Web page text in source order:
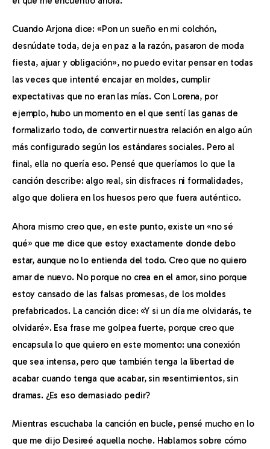
Cuando Arjona dice: «Pon un sueño en mi colchón,
desnúdate toda, deja en paz a la razón, pasaron de moda
fiesta, ajuar y obligación», no puedo evitar pensar en todas
las veces que intenté encajar en moldes, cumplir
expectativas que no eran las mías. Con Lorena, por
ejemplo, hubo un momento en el que sentí las ganas de
formalizarlo todo, de convertir nuestra relación en algo aún
más configurado según los estándares sociales. Pero al
final, ella no quería eso. Pensé que queríamos lo que la
canción describe: algo real, sin disfraces ni formalidades,
algo que doliera en los huesos pero que fuera auténtico.
Ahora mismo creo que, en este punto, existe un «no sé
qué» que me dice que estoy exactamente donde debo
estar, aunque no lo entienda del todo. Creo que no quiero
amar de nuevo. No porque no crea en el amor, sino porque
estoy cansado de las falsas promesas, de los moldes
prefabricados. La canción dice: «Y si un día me olvidarás, te
olvidaré». Esa frase me golpea fuerte, porque creo que
encapsula lo que quiero en este momento: una conexión
que sea intensa, pero que también tenga la libertad de
acabar cuando tenga que acabar, sin resentimientos, sin
dramas. ¿Es eso demasiado pedir?
Mientras escuchaba la canción en bucle, pensé mucho en lo
que me dijo Desireé aquella noche. Hablamos sobre cómo